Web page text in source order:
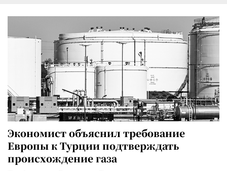
Экономист объяснил требование
Европы к Турции подтверждать
происхождение газа